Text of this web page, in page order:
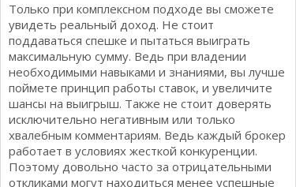
Только при комплексном подходе вы сможете
увидеть реальный доход. Не стоит
поддаваться спешке и пытаться выиграть
максимальную сумму. Ведь при владении
необходимыми навыками и знаниями, вы лучше
поймете принцип работы ставок, и увеличите
шансы на выигрыш. Также не стоит доверять
исключительно негативным или только
хвалебным комментариям. Ведь каждый брокер
работает в условиях жесткой конкуренции.
Поэтому довольно часто за отрицательными
откликами могут находиться менее успешные